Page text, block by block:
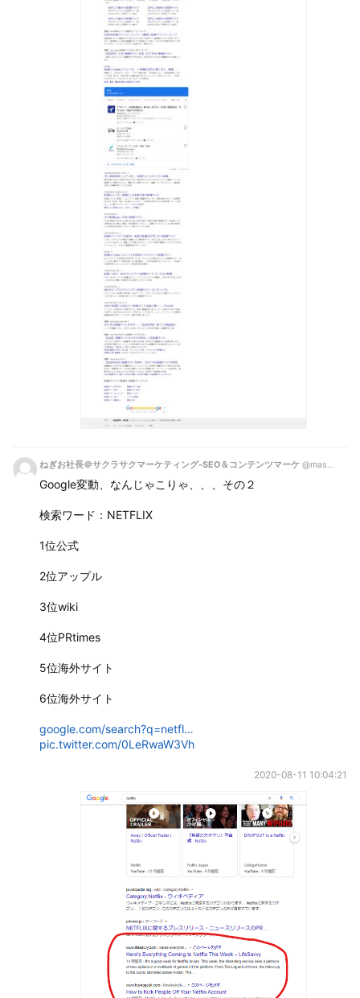
ねぎお社長＠サクラサクマーケティング‐SEO＆コンテンツマーケ @masa_corleone
Google変動、なんじゃこりゃ、、、その２
検索ワード：NETFLIX
1位公式
2位アップル
3位wiki
4位PRtimes
5位海外サイト
6位海外サイト
google.com/search?q=netfl…
pic.twitter.com/0LeRwaW3Vh
2020-08-11 10:04:21